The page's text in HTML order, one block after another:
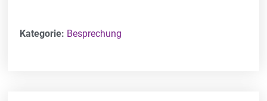
Kategorie: Besprechung